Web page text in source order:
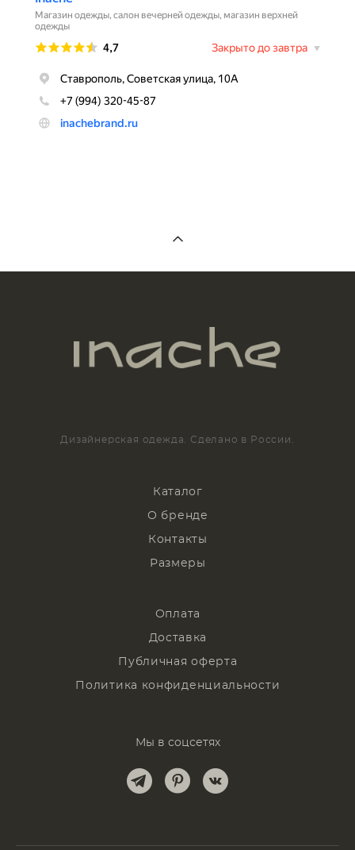
Дизайнерская одежда. Сделано в России.
Каталог
О бренде
Контакты
Размеры
Оплата
Доставка
Публичная оферта
Политика конфиденциальности
Мы в соцсетях